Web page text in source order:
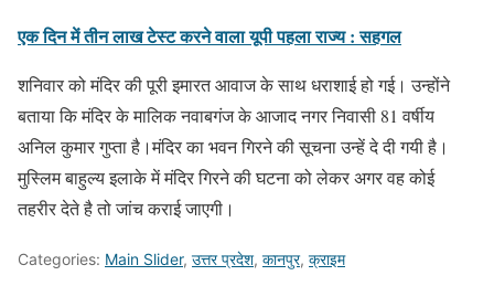
एक दिन में तीन लाख टेस्ट करने वाला यूपी पहला राज्य : सहगल
शनिवार को मंदिर की पूरी इमारत आवाज के साथ धराशाई हो गई। उन्होंने
बताया कि मंदिर के मालिक नवाबगंज के आजाद नगर निवासी 81 वर्षीय
अनिल कुमार गुप्ता है।मंदिर का भवन गिरने की सूचना उन्हें दे दी गयी है।
मुस्लिम बाहुल्य इलाके में मंदिर गिरने की घटना को लेकर अगर वह कोई
तहरीर देते है तो जांच कराई जाएगी।
Categories: Main Slider, उत्तर प्रदेश, कानपुर, क्राइम